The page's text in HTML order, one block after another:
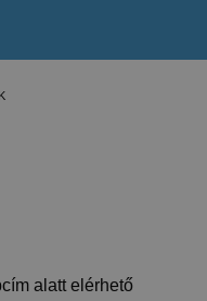
alatt elérhető